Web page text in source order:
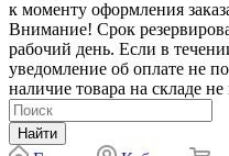
к моменту оформления
Внимание! Срок
рабочий день. Если в
уведомление об оплате не
наличие товара на складе не
Найти